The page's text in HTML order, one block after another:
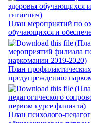
План мероприятий по
обучающихся и
План
предупреждению
План психолого-